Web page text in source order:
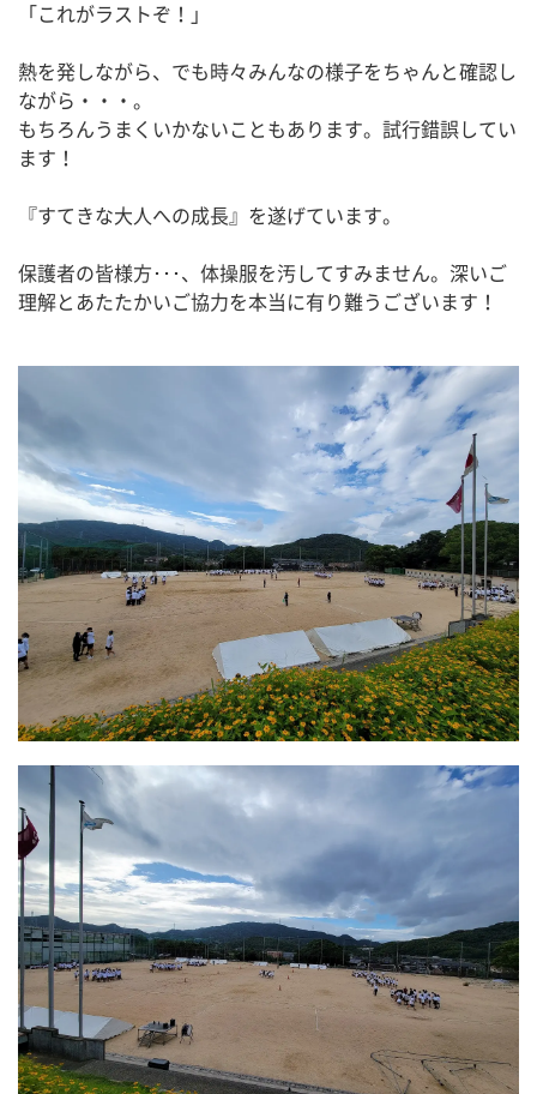
「これがラストぞ！」
熱を発しながら、でも時々みんなの様子をちゃんと確認し
ながら・・・。
もちろんうまくいかないこともあります。試行錯誤してい
ます！
『すてきな大人への成長』を遂げています。
保護者の皆様方･･･、体操服を汚してすみません。深いご
理解とあたたかいご協力を本当に有り難うございます！